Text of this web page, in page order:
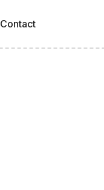
Contact